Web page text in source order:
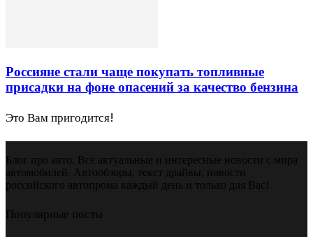
Россияне стали чаще покупать топливные
присадки на фоне опасений за качество бензина
Это Вам пригодится!
Блог про авто. Все актуальные и интересные новости с мира
автомобилей. Автообзоры, текст драйвы, новости
российского автопрома каждый день и только для Вас!
Популярные посты